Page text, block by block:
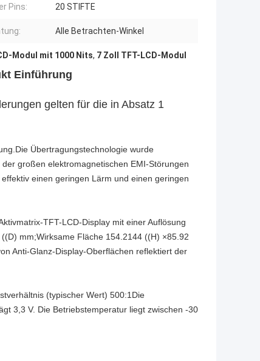
Pins: 20 STIFTE
Alle Betrachten-Winkel
Modul mit 1000 Nits, 7 Zoll TFT-LCD-Modul
Einführung
gelten für die in Absatz 1
Übertragungstechnologie wurde
großen elektromagnetischen EMI-Störungen
einen geringen Lärm und einen geringen
TFT-LCD-Display mit einer Auflösung
mm;Wirksame Fläche 154.2144 ((H) ×85.92
Anti-Glanz-Display-Oberflächen reflektiert der
(typischer Wert) 500:1Die
3,3 V. Die Betriebstemperatur liegt zwischen -30